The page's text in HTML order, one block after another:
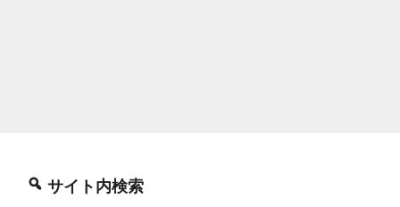
サイト内検索